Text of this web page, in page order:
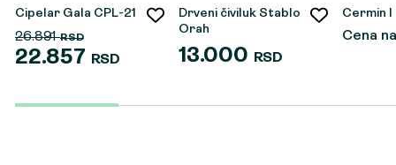
Cipelar Gala CPL-21
26.891RSD
je
22.857 RSD
je:
Drveni čiviluk Stablo
Orah
13.000 RSD
Cermin
Cena